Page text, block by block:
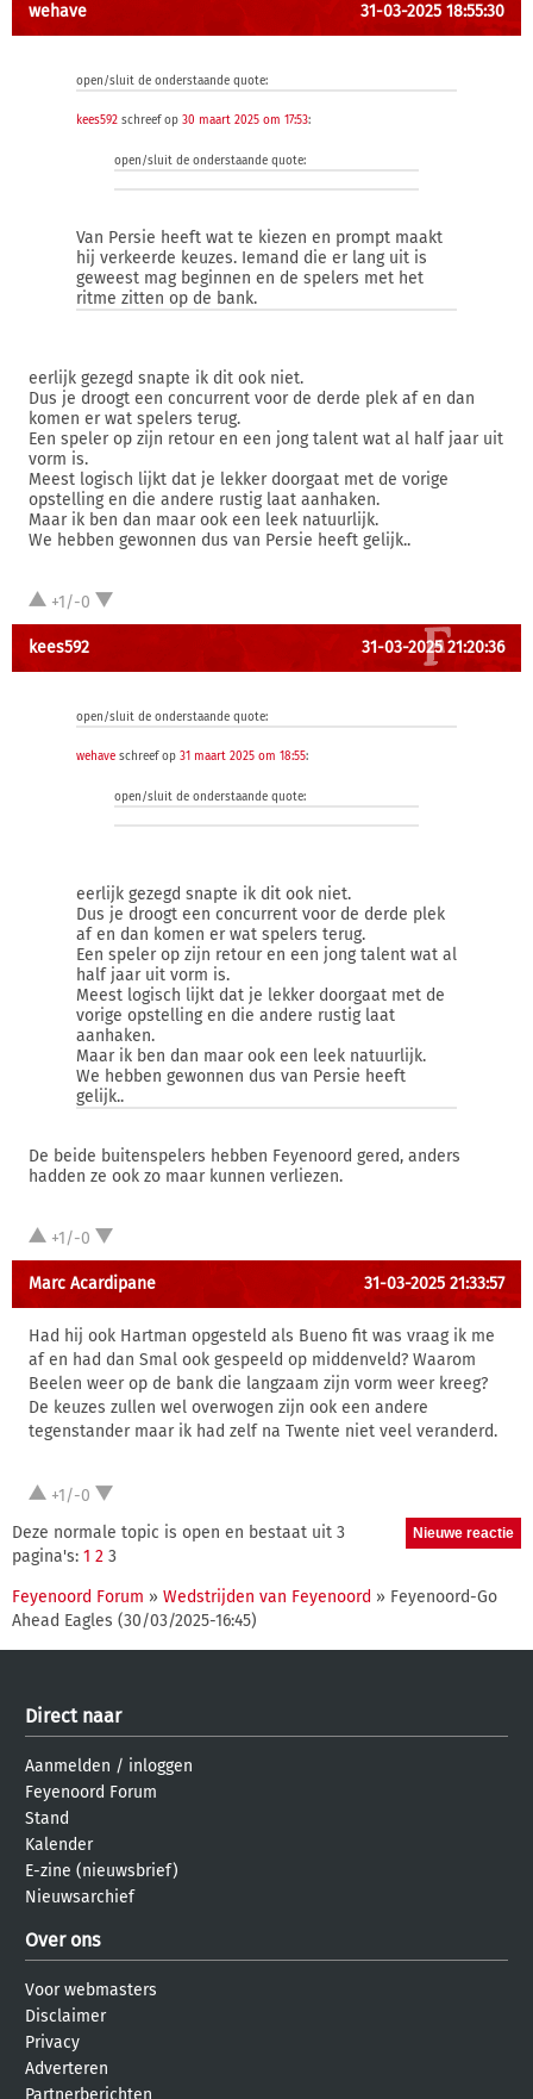
wehave 31-03-2025 18:55:30
open/sluit de onderstaande quote:
kees592 schreef op 30 maart 2025 om 17:53:
open/sluit de onderstaande quote:
Van Persie heeft wat te kiezen en prompt maakt
hij verkeerde keuzes. Iemand die er lang uit is
geweest mag beginnen en de spelers met het
ritme zitten op de bank.
eerlijk gezegd snapte ik dit ook niet.
Dus je droogt een concurrent voor de derde plek af en dan
komen er wat spelers terug.
Een speler op zijn retour en een jong talent wat al half jaar uit
vorm is.
Meest logisch lijkt dat je lekker doorgaat met de vorige
opstelling en die andere rustig laat aanhaken.
Maar ik ben dan maar ook een leek natuurlijk.
We hebben gewonnen dus van Persie heeft gelijk..
+1/-0
kees592 31-03-2025 21:20:36
open/sluit de onderstaande quote:
wehave schreef op 31 maart 2025 om 18:55:
open/sluit de onderstaande quote:
eerlijk gezegd snapte ik dit ook niet.
Dus je droogt een concurrent voor de derde plek
af en dan komen er wat spelers terug.
Een speler op zijn retour en een jong talent wat al
half jaar uit vorm is.
Meest logisch lijkt dat je lekker doorgaat met de
vorige opstelling en die andere rustig laat
aanhaken.
Maar ik ben dan maar ook een leek natuurlijk.
We hebben gewonnen dus van Persie heeft
gelijk..
De beide buitenspelers hebben Feyenoord gered, anders
hadden ze ook zo maar kunnen verliezen.
+1/-0
Marc Acardipane 31-03-2025 21:33:57
Had hij ook Hartman opgesteld als Bueno fit was vraag ik me
af en had dan Smal ook gespeeld op middenveld? Waarom
Beelen weer op de bank die langzaam zijn vorm weer kreeg?
De keuzes zullen wel overwogen zijn ook een andere
tegenstander maar ik had zelf na Twente niet veel veranderd.
+1/-0
Deze normale topic is open en bestaat uit 3
pagina's: 1 2 3
Feyenoord Forum » Wedstrijden van Feyenoord » Feyenoord-Go
Ahead Eagles (30/03/2025-16:45)
Direct naar
Aanmelden / inloggen
Feyenoord Forum
Stand
Kalender
E-zine (nieuwsbrief)
Nieuwsarchief
Over ons
Voor webmasters
Disclaimer
Privacy
Adverteren
Partnerberichten